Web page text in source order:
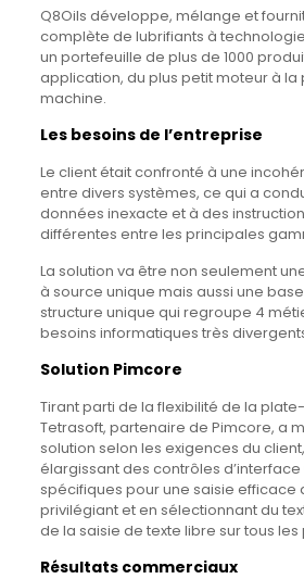
Q8Oils développe, mélange et
complète de lubrifiants à
un portefeuille de plus de 1000
application, du plus petit moteur à la
machine.
Les besoins de l’entreprise
Le client était confronté à une
entre divers systèmes, ce qui a
données inexacte et à des
différentes entre les principales
La solution va être non seulement
à source unique mais aussi une
structure unique qui regroupe 4
besoins informatiques très
Solution Pimcore
Tirant parti de la flexibilité de la
Tetrasoft, partenaire de Pimcore, a
solution selon les exigences du
élargissant des contrôles
spécifiques pour une saisie efficace
privilégiant et en sélectionnant du
de la saisie de texte libre sur tous les
Résultats commerciaux